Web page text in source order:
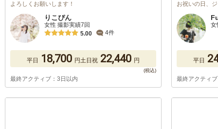
よろしくお願いします！
りこぴん
女性 撮影実績7回
5.00
4件
平日 18,700 円土日祝 22,440 円
最終アクティブ：3日以内
お祝いの日、
女
平日
最終アクティ